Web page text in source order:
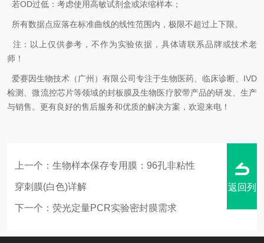
若OD过低：考虑使用高敏试剂盒或浓缩样本；
所有数据点应落在标准曲线的线性范围内，极限不超过上下限。
注：以上仅供参考，不作为实验依据，具体请联系品牌或技术老
师！
爱赛因生物技术（广州）有限公司专注于生物医药、临床诊断、IVD
检测、微流控芯片等领域的封板膜及生物医疗胶带产品的研发、生产
与销售。更有良好的售后服务和优质的解决方案，欢迎来电！
上一个： 生物样本保存专用膜：96孔非粘性
穿刺膜(白色)详解
下一个： 荧光定量PCR实验密封膜需求
返回列